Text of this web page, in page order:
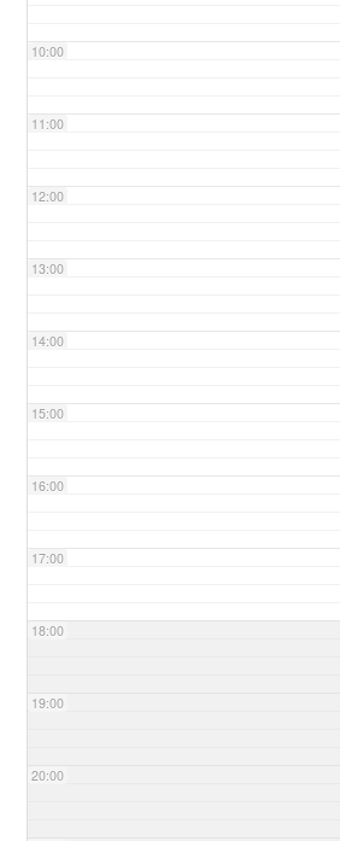
10:00
11:00
12:00
13:00
14:00
15:00
16:00
17:00
18:00
19:00
20:00